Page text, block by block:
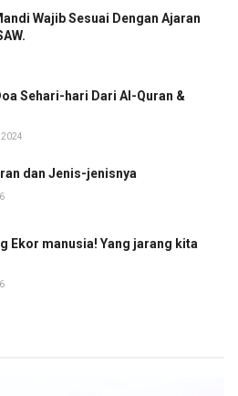
Wajib Sesuai Dengan Ajaran
Sehari-hari Dari Al-Quran &
2024
dan Jenis-jenisnya
Ekor manusia! Yang jarang kita